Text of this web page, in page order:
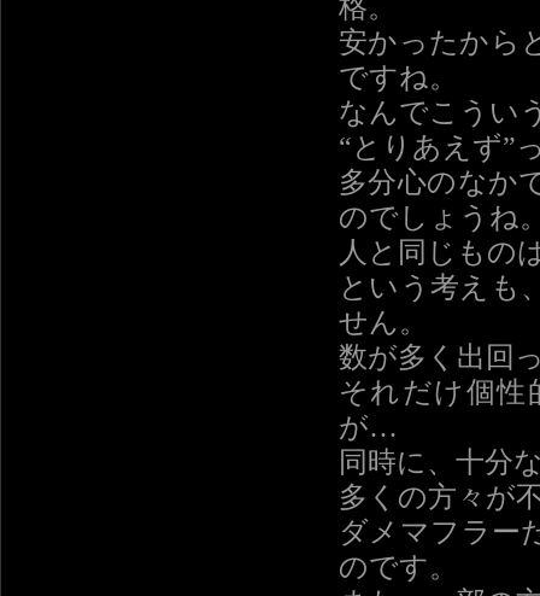
格。
安かったから
ですね。
なんでこうい
“とりあえず”
多分心のなか
のでしょうね
人と同じもの
という考えも
せん。
数が多く出回
それだけ個性
が…
同時に、十分
多くの方々が
ダメマフラー
のです。